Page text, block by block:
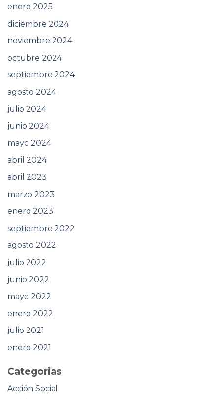
enero 2025
diciembre 2024
noviembre 2024
octubre 2024
septiembre 2024
agosto 2024
julio 2024
junio 2024
mayo 2024
abril 2024
abril 2023
marzo 2023
enero 2023
septiembre 2022
agosto 2022
julio 2022
junio 2022
mayo 2022
enero 2022
julio 2021
enero 2021
Categorias
Acción Social